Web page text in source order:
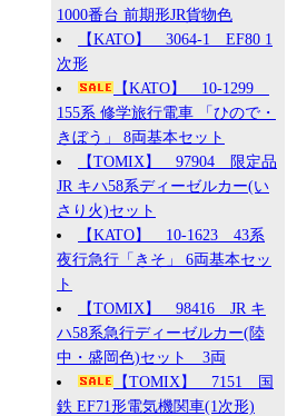
1000番台 前期形JR貨物色
【KATO】 3064-1 EF80 1
次形
【KATO】 10-1299
155系 修学旅行電車 「ひので・
きぼう」 8両基本セット
【TOMIX】 97904 限定品
JR キハ58系ディーゼルカー(い
さり火)セット
【KATO】 10-1623 43系
夜行急行「きそ」 6両基本セッ
ト
【TOMIX】 98416 JR キ
ハ58系急行ディーゼルカー(陸
中・盛岡色)セット 3両
【TOMIX】 7151 国
鉄 EF71形電気機関車(1次形)